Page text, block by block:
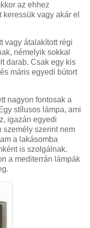
az ehhez
vagy akár el
vagy átalakított régi
némelyik sokkal
darab. Csak egy kis
máris egyedi bútort
nagyon fontosak a
stílusos lámpa, ami
igazán egyedi
személy szerint nem
a lakásomba
is szolgálnak.
a mediterrán lámpák